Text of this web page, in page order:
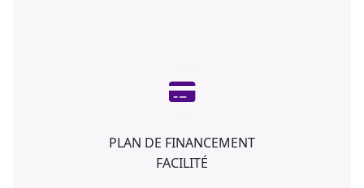
PLAN DE FINANCEMENT
FACILITÉ